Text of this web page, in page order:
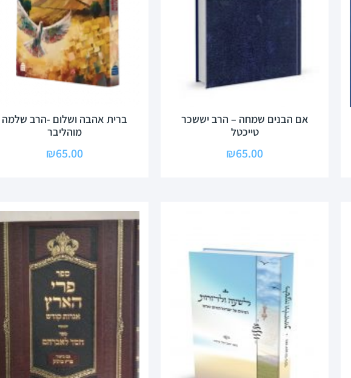
אם הבנים שמחה – הרב יששכר
טייכטל
₪65.00
ברית אהבה ושלום -הרב שלמה
מוהליבר
₪65.00